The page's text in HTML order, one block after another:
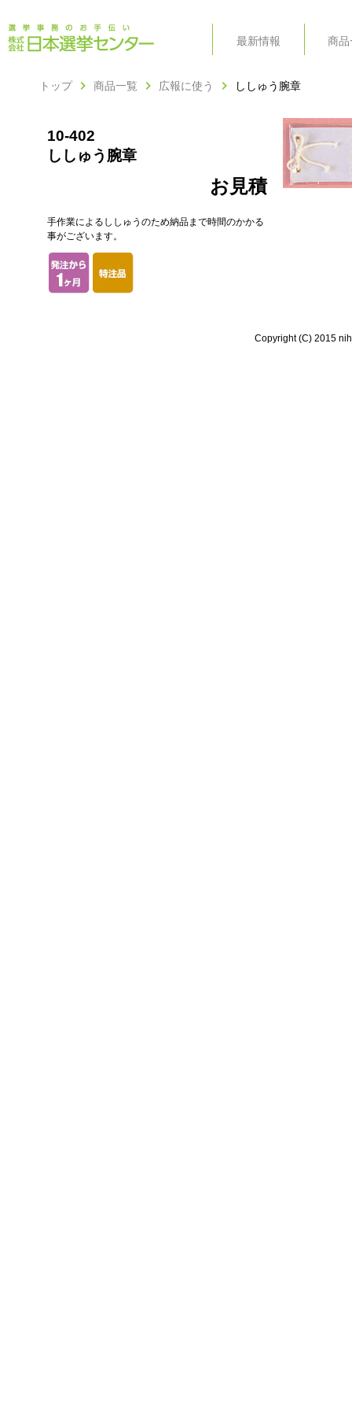
最新情報 商
トップ 商品一覧 広報に使う ししゅう腕章
10-402
ししゅう腕章
お見積
手作業によるししゅうのため納品まで時間のかかる
事がございます。
Copyright (C) 2015